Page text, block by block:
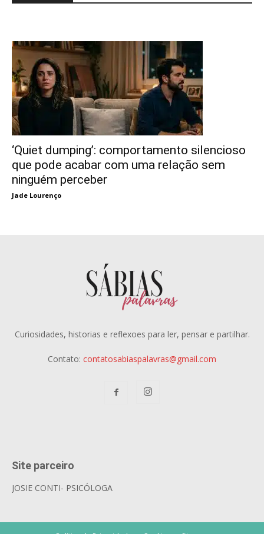
‘Quiet dumping’: comportamento silencioso
que pode acabar com uma relação sem
ninguém perceber
Jade Lourenço
Curiosidades, historias e reflexoes para ler, pensar e partilhar.
Contato: contatosabiaspalavras@gmail.com
Site parceiro
JOSIE CONTI- PSICÓLOGA